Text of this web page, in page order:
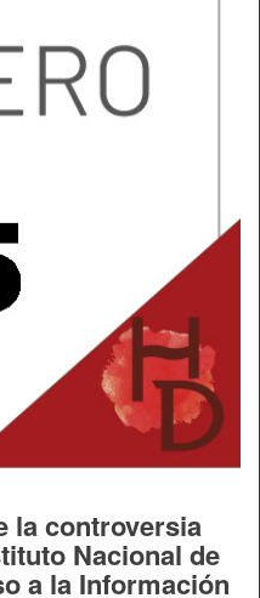
la controversia
Nacional de
a la Información